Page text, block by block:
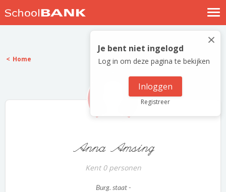
Nostalgische verhalen
Log in
Meld je gratis aan
×
Je bent niet ingelogd
Log in om deze pagina te bekijken
Inloggen
Registreer
Home
Anna Amsing
Kent 0 personen
Burg. staat -